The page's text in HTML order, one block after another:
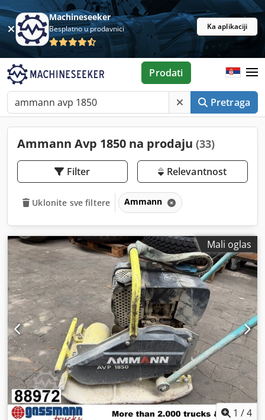
Machineseeker
Besplatno u prodavnici Ka aplikaciji
Pretraga
Prodati
Ammann Avp 1850 na prodaju (33)
Filter Relevantnost
Uklonite sve filtere Ammann
Mali oglas
1 /4